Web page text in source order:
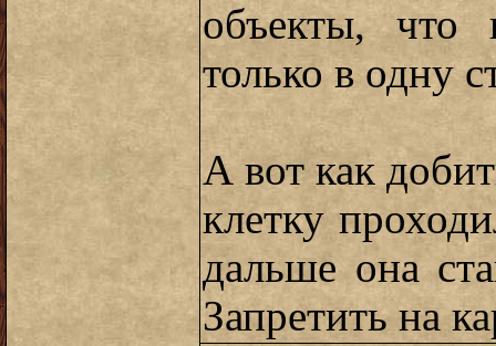
объекты, что
только в одну
А вот как
клетку
дальше она
Запретить на